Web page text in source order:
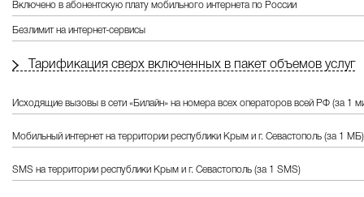
Включено в абонентскую плату мобильного интернета по России
Безлимит на интернет-сервисы
Тарификация сверх включенных в пакет объемов услуг
Исходящие вызовы в сети «Билайн» на номера всех операторов всей РФ (за 1
Мобильный интернет на территории республики Крым и г. Севастополь (за 1 МБ)
SMS на территории республики Крым и г. Севастополь (за 1 SMS)